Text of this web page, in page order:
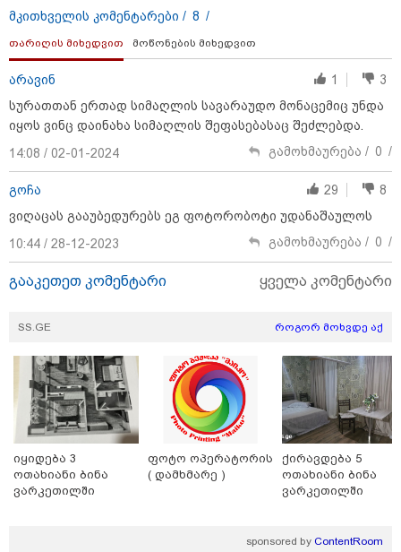
"არავითარი საპანიკო, არავითარი დაავადება არ
ყოფილა" - ირაკლი ღარიბაშვილი კლინიკაში
ჰყავდათ გადაყვანილი - რას ამბობს მისი ადვოკატი?
(ვიდეო)
მკითხველის კომენტარები / 8 /
თარიღის მიხედვით მოწონების მიხედვით
არავინ 1
3
სურათთან ერთად სიმაღლის სავარაუდო მონაცემიც უნდა
იყოს ვინც დაინახა სიმაღლის შეფასებასაც შეძლებდა.
14:08 / 02-01-2024
გამოხმაურება / 0 /
გოჩა 29
8
ვიღაცას გააუბედურებს ეგ ფოტორობოტი უდანაშაულოს
10:44 / 28-12-2023
გამოხმაურება / 0 /
გააკეთეთ კომენტარი ყველა კომენტარი
SS.GE როგორ მოხვდე აქ
იყიდება 3
ოთახიანი ბინა
ვარკეთილში
ფოტო ოპერატორის
( დამხმარე )
ქირავდება 5
ოთახიანი ბინა
ვარკეთილში
sponsored by ContentRoom